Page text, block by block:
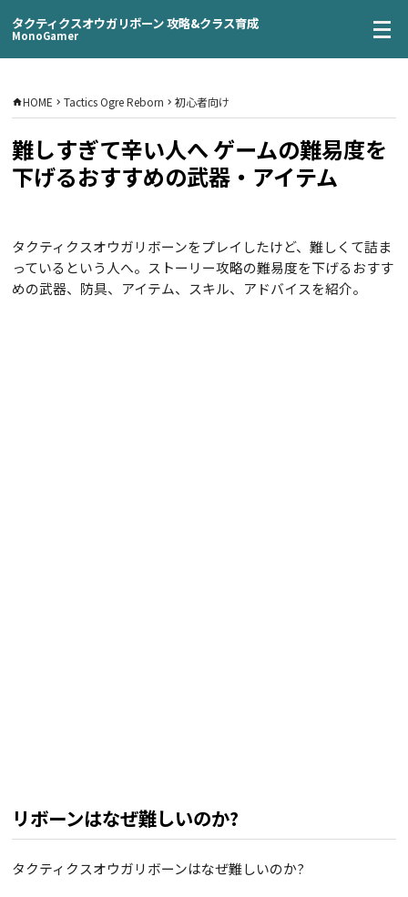
タクティクスオウガリボーン 攻略&クラス育成
MonoGamer
HOME Tactics Ogre Reborn 初心者向け
難しすぎて辛い人へ ゲームの難易度を
下げるおすすめの武器・アイテム
タクティクスオウガリボーンをプレイしたけど、難しくて詰ま
っているという人へ。ストーリー攻略の難易度を下げるおすす
めの武器、防具、アイテム、スキル、アドバイスを紹介。
リボーンはなぜ難しいのか?
タクティクスオウガリボーンはなぜ難しいのか?